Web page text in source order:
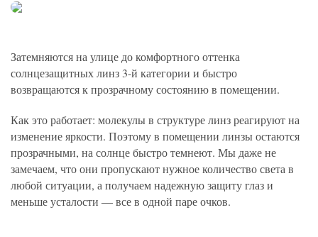
Затемняются на улице до комфортного оттенка
солнцезащитных линз 3-й категории и быстро
возвращаются к прозрачному состоянию в помещении.
Как это работает: молекулы в структуре линз реагируют на
изменение яркости. Поэтому в помещении линзы остаются
прозрачными, на солнце быстро темнеют. Мы даже не
замечаем, что они пропускают нужное количество света в
любой ситуации, а получаем надежную защиту глаз и
меньше усталости ― все в одной паре очков.